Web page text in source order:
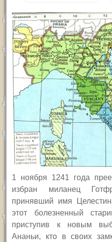
1 ноября 1241 года
избран миланец
принявший имя
этот болезненный
приступив к новым
Ананьи, кто в своих